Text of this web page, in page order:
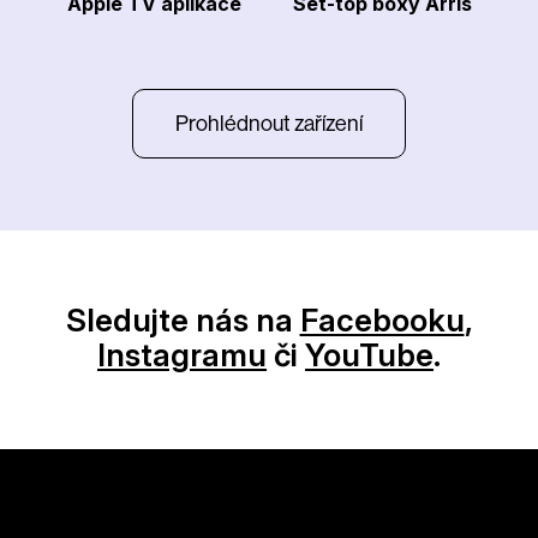
Prohlédnout zařízení
Sledujte nás na Facebooku,
Instagramu či YouTube.